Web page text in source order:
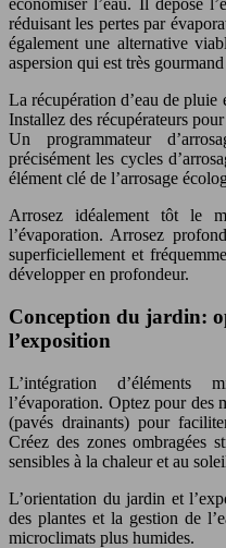
économiser l’eau. Il dépose
réduisant les pertes par
également une alternative
aspersion qui est très
La récupération d’eau de
Installez des récupérateurs
Un programmateur
précisément les cycles
élément clé de l’arrosage
Arrosez idéalement tôt le
l’évaporation. Arrosez
superficiellement et
développer en profondeur.
Conception du jardin:
l’exposition
L’intégration d’éléments
l’évaporation. Optez pour des
(pavés drainants) pour
Créez des zones ombragées
sensibles à la chaleur et au
L’orientation du jardin et
des plantes et la gestion de
microclimats plus humides.